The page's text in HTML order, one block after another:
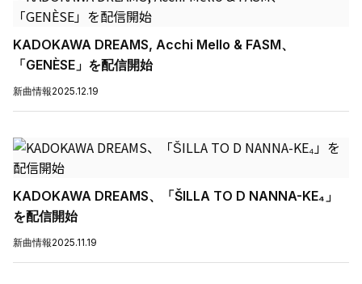
KADOKAWA DREAMS, Acchi Mello & FASM、
「GENÈSE」を配信開始
新曲情報2025.12.19
KADOKAWA DREAMS、「ŠILLA TO D NANNA-KE₄」
を配信開始
新曲情報2025.11.19